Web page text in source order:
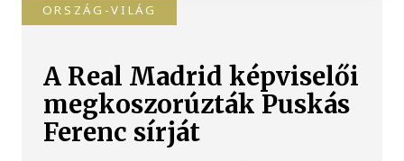
ORSZÁG-VILÁG
A Real Madrid képviselői
megkoszorúzták Puskás
Ferenc sírját